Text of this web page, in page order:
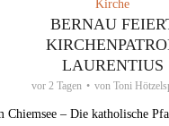
Kirche
BERNAU
LAURENTIUS
vor 2 Tagen von Toni
Chiemsee – Die katholische